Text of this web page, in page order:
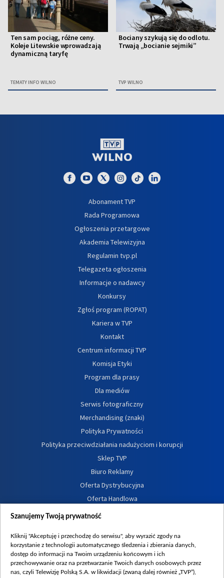
Ten sam pociąg, różne ceny.
Koleje Litewskie wprowadzają
dynamiczną taryfę
TEMATY INFO WILNO
Bociany szykują się do odlotu.
Trwają „bocianie sejmiki”
TVP WILNO
Abonament TVP
Rada Programowa
Ogłoszenia przetargowe
Akademia Telewizyjna
Regulamin tvp.pl
Telegazeta ogłoszenia
Informacje o nadawcy
Konkursy
Zgłoś program (ROPAT)
Kariera w TVP
Kontakt
Centrum informacji TVP
Komisja Etyki
Program dla prasy
Dla mediów
Serwis fotograficzny
Merchandising (znaki)
Polityka Prywatności
Polityka przeciwdziałania nadużyciom i korupcji
Sklep TVP
Biuro Reklamy
Oferta Dystrybucyjna
Oferta Handlowa
Dostępność
Procedura zgłoszeń wewnętrznych
Szanujemy Twoją prywatność
Kliknij "Akceptuję i przechodzę do serwisu", aby wyrazić zgody na
korzystanie z technologii automatycznego śledzenia i zbierania danych,
dostęp do informacji na Twoim urządzeniu końcowym i ich
przechowywanie oraz na przetwarzanie Twoich danych osobowych przez
nas, czyli Telewizję Polską S.A. w likwidacji (zwaną dalej również „TVP”),